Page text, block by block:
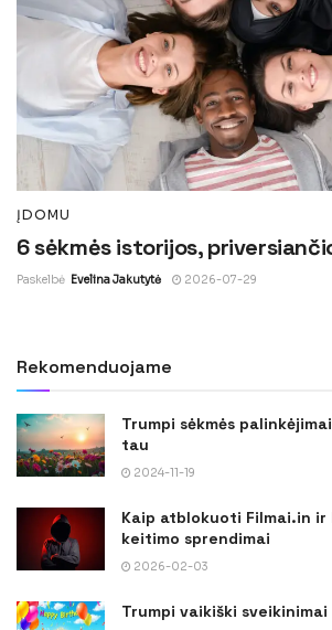
ĮDOMU
6 sėkmės istorijos,
Paskelbė Evelina Jakutytė 2026-07-29
Rekomenduojame
Trumpi sėkmės
tau
2024-11-19
Kaip atblokuoti Filmai.in ir
keitimo sprendimai
2026-02-03
Trumpi vaikiški